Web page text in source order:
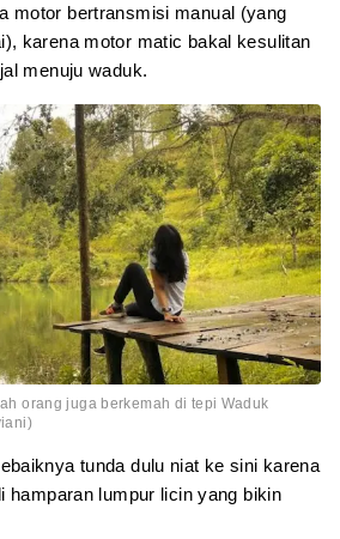
motor bertransmisi manual (yang
karena motor matic bakal kesulitan
menuju waduk.
orang juga berkemah di tepi Waduk
tunda dulu niat ke sini karena
hamparan lumpur licin yang bikin